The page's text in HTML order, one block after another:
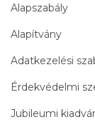
Alapszabály
Alapítvány
Adatkezelési
Érdekvédelmi
Jubileumi